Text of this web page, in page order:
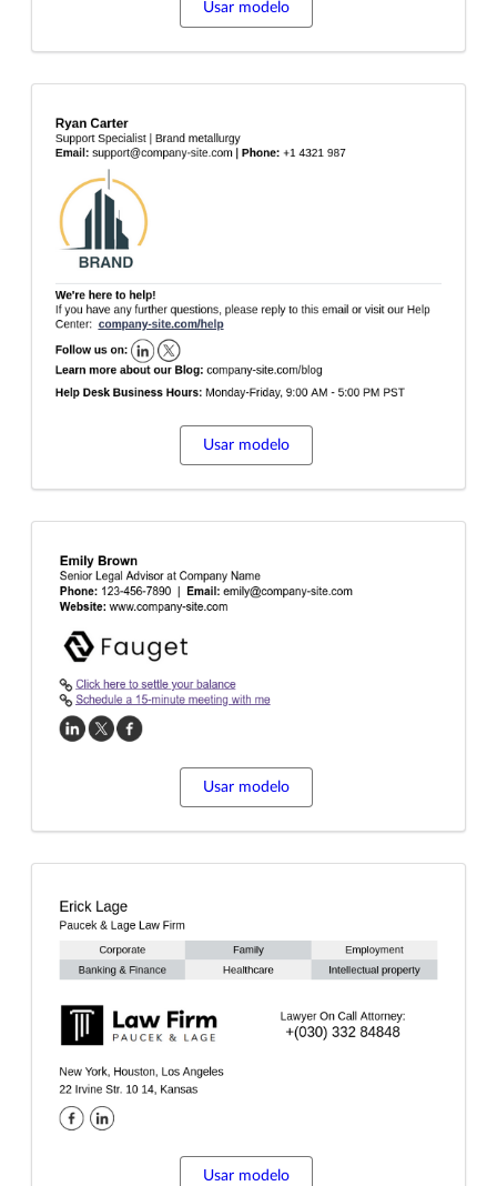
Usar modelo
Usar modelo
Usar modelo
Usar modelo